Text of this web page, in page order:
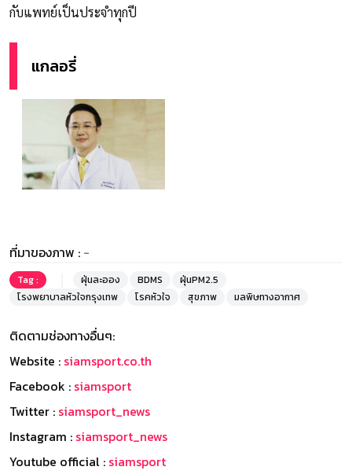
กับแพทย์เป็นประจำทุกปี
แกลอรี่
ที่มาของภาพ : -
Tag : ฝุ่นละออง BDMS
ฝุ่นPM2.5
โรงพยาบาลหัวใจกรุงเทพ
โรคหัวใจ สุขภาพ มลพิษทางอากาศ
ติดตามช่องทางอื่นๆ:
Website : siamsport.co.th
Facebook : siamsport
Twitter : siamsport_news
Instagram : siamsport_news
Youtube official : siamsport